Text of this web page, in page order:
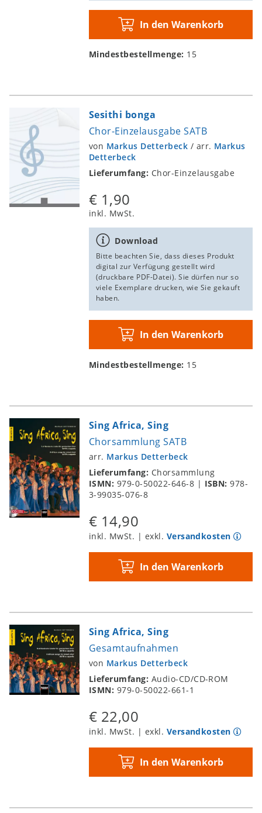
In den Warenkorb
Mindestbestellmenge: 15
Sesithi bonga
Chor-Einzelausgabe SATB
von Markus Detterbeck / arr. Markus
Detterbeck
Lieferumfang: Chor-Einzelausgabe
€ 1,90
inkl. MwSt.
Download
Bitte beachten Sie, dass dieses Produkt
digital zur Verfügung gestellt wird
(druckbare PDF-Datei). Sie dürfen nur so
viele Exemplare drucken, wie Sie gekauft
haben.
In den Warenkorb
Mindestbestellmenge: 15
Sing Africa, Sing
Chorsammlung SATB
arr. Markus Detterbeck
Lieferumfang: Chorsammlung
ISMN: 979-0-50022-646-8 | ISBN:978-
3-99035-076-8
€ 14,90
inkl. MwSt. | exkl. Versandkosten
In den Warenkorb
Sing Africa, Sing
Gesamtaufnahmen
von Markus Detterbeck
Lieferumfang: Audio-CD/CD-ROM
ISMN: 979-0-50022-661-1
€ 22,00
inkl. MwSt. | exkl. Versandkosten
In den Warenkorb